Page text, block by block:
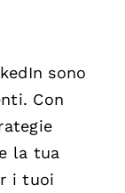
sono
Con
la tua
i tuoi